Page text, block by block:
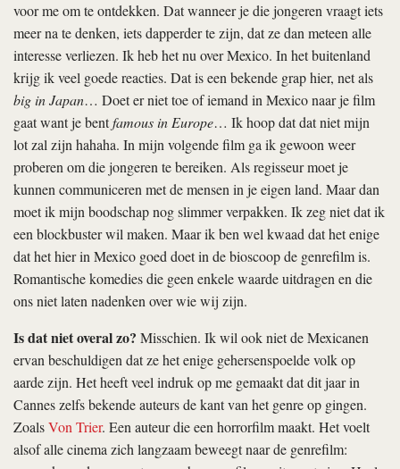
voor me om te ontdekken. Dat wanneer je die jongeren vraagt iets
meer na te denken, iets dapperder te zijn, dat ze dan meteen alle
interesse verliezen. Ik heb het nu over Mexico. In het buitenland
krijg ik veel goede reacties. Dat is een bekende grap hier, net als
big in Japan… Doet er niet toe of iemand in Mexico naar je film
gaat want je bentfamous in Europe… Ik hoop dat dat niet mijn
lot zal zijn hahaha. In mijn volgende film ga ik gewoon weer
proberen om die jongeren te bereiken. Als regisseur moet je
kunnen communiceren met de mensen in je eigen land. Maar dan
moet ik mijn boodschap nog slimmer verpakken. Ik zeg niet dat ik
een blockbuster wil maken. Maar ik ben wel kwaad dat het enige
dat het hier in Mexico goed doet in de bioscoop de genrefilm is.
Romantische komedies die geen enkele waarde uitdragen en die
ons niet laten nadenken over wie wij zijn.
Is dat niet overal zo? Misschien. Ik wil ook niet de Mexicanen
ervan beschuldigen dat ze het enige gehersenspoelde volk op
aarde zijn. Het heeft veel indruk op me gemaakt dat dit jaar in
Cannes zelfs bekende auteurs de kant van het genre op gingen.
ZoalsVon Trier. Een auteur die een horrorfilm maakt. Het voelt
alsof alle cinema zich langzaam beweegt naar de genrefilm: